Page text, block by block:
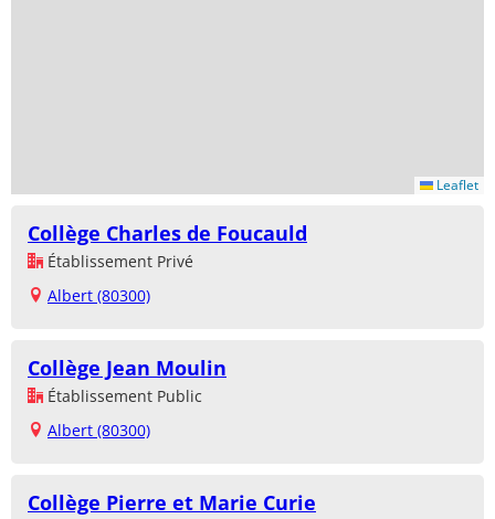
Leaflet
Collège Charles de Foucauld
Établissement Privé
Albert (80300)
Collège Jean Moulin
Établissement Public
Albert (80300)
Collège Pierre et Marie Curie